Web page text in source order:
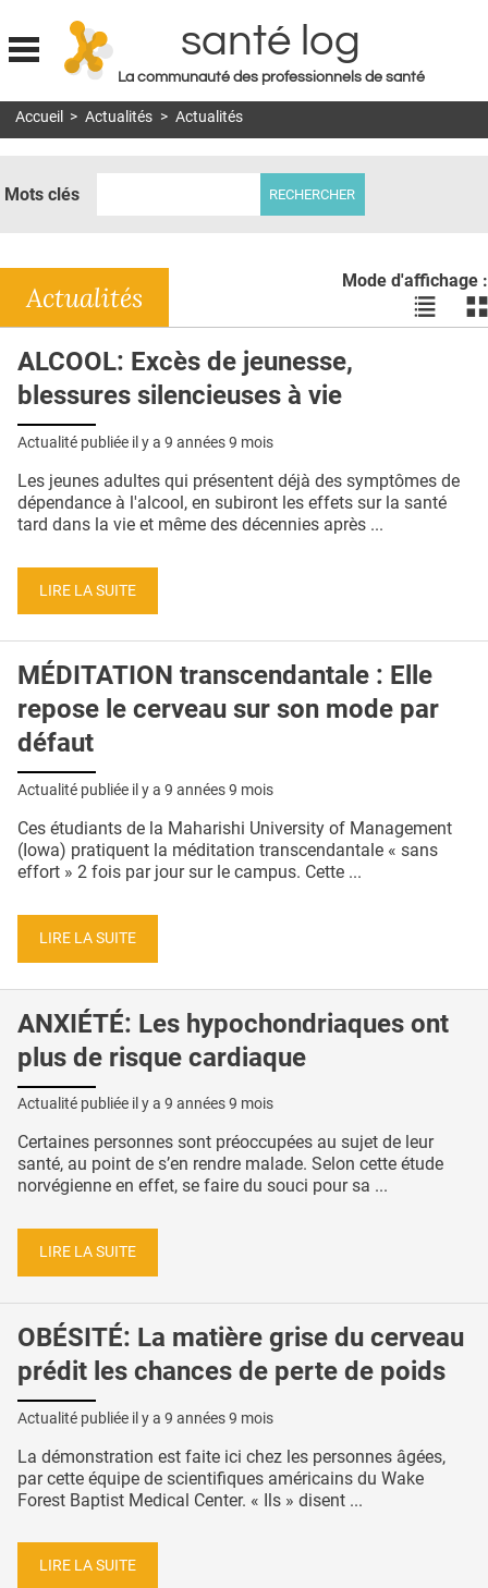
Jump to navigation
santé log
La communauté des professionnels de santé
MON COMPTE
DOSSIERS
RÉSEAUX
E-REVUE SAD
QUI SOMMES-NOUS ?
CONDITIONS GÉNÉRALES
CRÉDITS
Accueil > Actualités > Actualités
Mots clés
Mode d'affichage :
Voir
les
les
Actualités
ALCOOL: Excès de jeunesse,
blessures silencieuses à vie
Actualité publiée il y a 9 années 9 mois
Les jeunes adultes qui présentent déjà des symptômes de
dépendance à l'alcool, en subiront les effets sur la santé
tard dans la vie et même des décennies après ...
LIRE LA SUITE
MÉDITATION transcendantale : Elle
repose le cerveau sur son mode par
défaut
Actualité publiée il y a 9 années 9 mois
Ces étudiants de la Maharishi University of Management
(Iowa) pratiquent la méditation transcendantale « sans
effort » 2 fois par jour sur le campus. Cette ...
LIRE LA SUITE
ANXIÉTÉ: Les hypochondriaques ont
plus de risque cardiaque
Actualité publiée il y a 9 années 9 mois
Certaines personnes sont préoccupées au sujet de leur
santé, au point de s’en rendre malade. Selon cette étude
norvégienne en effet, se faire du souci pour sa ...
LIRE LA SUITE
OBÉSITÉ: La matière grise du cerveau
prédit les chances de perte de poids
Actualité publiée il y a 9 années 9 mois
La démonstration est faite ici chez les personnes âgées,
par cette équipe de scientifiques américains du Wake
Forest Baptist Medical Center. « Ils » disent ...
LIRE LA SUITE